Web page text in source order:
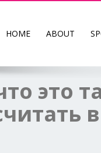
HOME ABOUT
это